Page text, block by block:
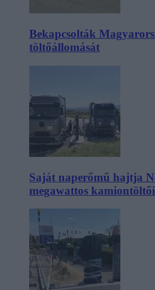
Bekapcsolták
töltőállomását
Saját naperőmű hajtja
megawattos